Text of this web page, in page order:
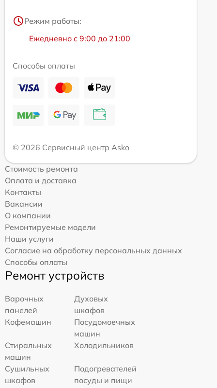
Режим работы:
Ежедневно с 9:00 до 21:00
Способы оплаты
© 2026 Сервисный центр Asko
Стоимость ремонта
Оплата и доставка
Контакты
Вакансии
О компании
Ремонтируемые модели
Наши услуги
Согласие на обработку персональных данных
Способы оплаты
Ремонт устройств
Варочных
панелей
Духовых
шкафов
Кофемашин
Посудомоечных
машин
Стиральных
машин
Холодильников
Сушильных
шкафов
Подогревателей
посуды и пищи